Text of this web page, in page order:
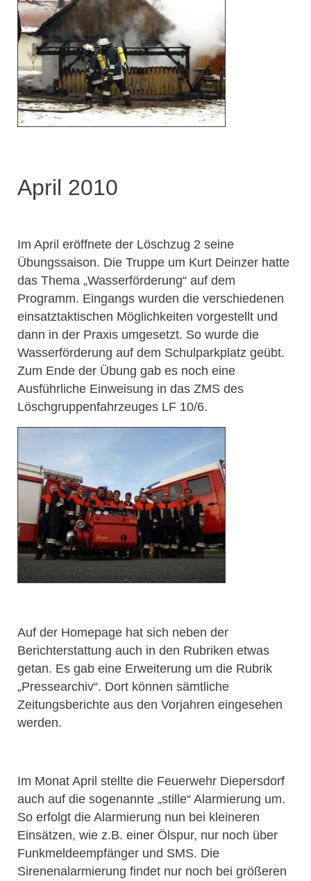
April 2010
Im April eröffnete der Löschzug 2 seine
Übungssaison. Die Truppe um Kurt Deinzer hatte
das Thema „Wasserförderung“ auf dem
Programm. Eingangs wurden die verschiedenen
einsatztaktischen Möglichkeiten vorgestellt und
dann in der Praxis umgesetzt. So wurde die
Wasserförderung auf dem Schulparkplatz geübt.
Zum Ende der Übung gab es noch eine
Ausführliche Einweisung in das ZMS des
Löschgruppenfahrzeuges LF 10/6.
Auf der Homepage hat sich neben der
Berichterstattung auch in den Rubriken etwas
getan. Es gab eine Erweiterung um die Rubrik
„Pressearchiv“. Dort können sämtliche
Zeitungsberichte aus den Vorjahren eingesehen
werden.
Im Monat April stellte die Feuerwehr Diepersdorf
auch auf die sogenannte „stille“ Alarmierung um.
So erfolgt die Alarmierung nun bei kleineren
Einsätzen, wie z.B. einer Ölspur, nur noch über
Funkmeldeempfänger und SMS. Die
Sirenenalarmierung findet nur noch bei größeren